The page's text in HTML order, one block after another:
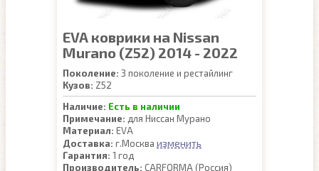
EVA коврики на Nissan
Murano (Z52) 2014 - 2022
Поколение: 3 поколение и рестайлинг
Кузов: Z52
Наличие: Есть в наличии
Примечание: для Ниссан Мурано
Материал: EVA
Доставка: г.Москва изменить
Гарантия: 1 год
Производитель: CARFORMA (Россия)